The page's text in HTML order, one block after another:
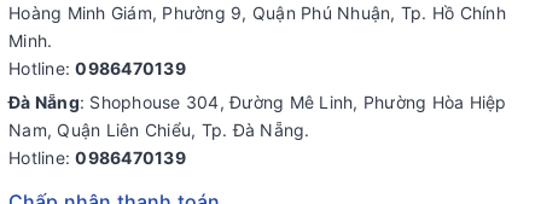
Hoàng Minh Giám, Phường 9, Quận Phú Nhuận, Tp. Hồ Chính
Minh.
Hotline:0986470139
Đà Nẵng: Shophouse 304, Đường Mê Linh, Phường Hòa Hiệp
Nam, Quận Liên Chiểu, Tp. Đà Nẵng.
Hotline:0986470139